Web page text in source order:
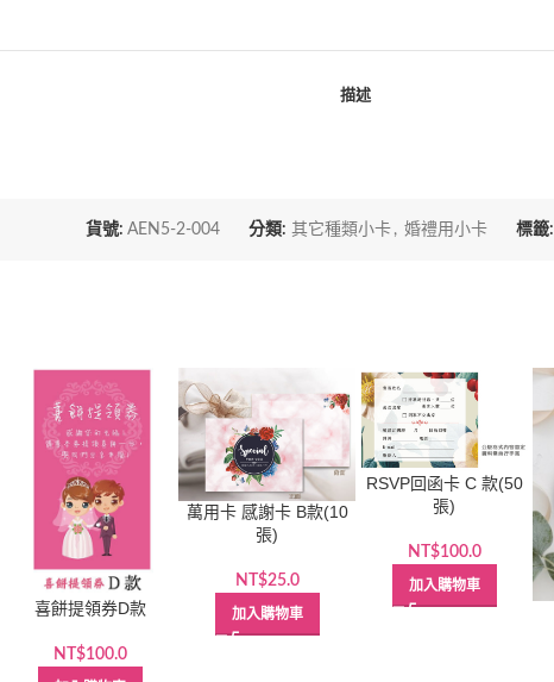
描述
貨號: AEN5-2-004 分類: 其它種類小卡 , 婚禮用小卡 標籤:
喜餅提領券D款
NT$100.0
萬用卡 感謝卡 B款(10
張)
NT$25.0
加入購物車
RSVP回函卡 C 款(50
張)
NT$100.0
加入購物車